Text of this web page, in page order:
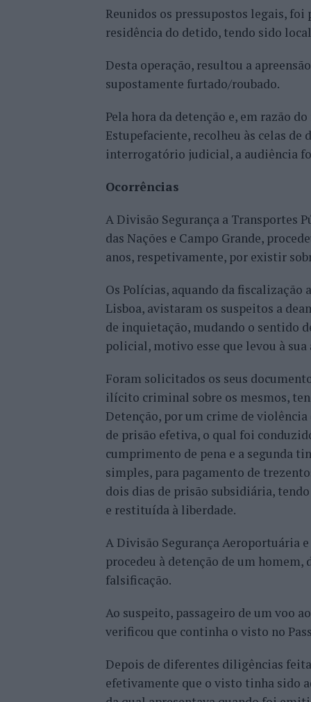
Reunidos os pressupostos legais,
residência do detido, tendo sido
Desta operação, resultou a
supostamente furtado/roubado.
Pela hora da detenção e, em razão
Estupefaciente, recolheu às celas de
interrogatório judicial, a audiência
Ocorrências
A Divisão Segurança a Transportes
das Nações e Campo Grande,
anos, respetivamente, por existir
Os Polícias, aquando da
Lisboa, avistaram os suspeitos a
de inquietação, mudando o sentido
policial, motivo esse que levou à
Foram solicitados os seus
ilícito criminal sobre os mesmos,
Detenção, por um crime de
de prisão efetiva, o qual foi
cumprimento de pena e a segunda
simples, para pagamento de
dois dias de prisão subsidiária,
e restituída à liberdade.
A Divisão Segurança Aeroportuária
procedeu à detenção de um homem,
falsificação.
Ao suspeito, passageiro de um voo
verificou que continha o visto no
Depois de diferentes diligências
efetivamente que o visto tinha sido